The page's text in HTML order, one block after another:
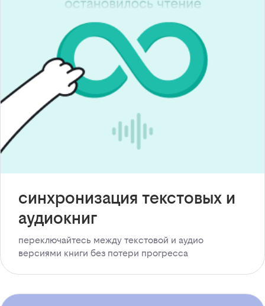
синхронизация текстовых и
аудиокниг
переключайтесь между текстовой и аудио
версиями книги без потери прогресса